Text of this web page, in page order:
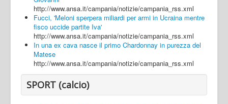
http://www.ansa.it/campania/notizie/campania_rss.xml
Fucci, 'Meloni sperpera miliardi per armi in Ucraina mentre
fisco uccide partite Iva'
http://www.ansa.it/campania/notizie/campania_rss.xml
In una ex cava nasce il primo Chardonnay in purezza del
Matese
http://www.ansa.it/campania/notizie/campania_rss.xml
SPORT (calcio)